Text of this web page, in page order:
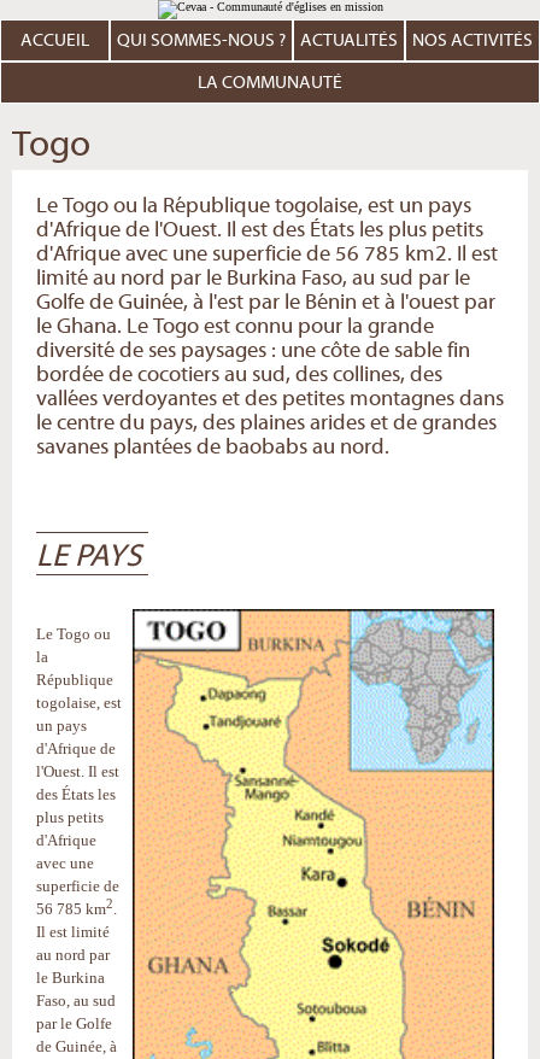
au
contenu.
Aller
personnels
ACCUEIL QUI SOMMES-NOUS ? ACTUALITÉS NOS ACTIVITÉS
LA COMMUNAUTÉ
Togo
Le Togo ou la République togolaise, est un pays
d'Afrique de l'Ouest. Il est des États les plus petits
d'Afrique avec une superficie de 56 785 km2. Il est
limité au nord par le Burkina Faso, au sud par le
Golfe de Guinée, à l'est par le Bénin et à l'ouest par
le Ghana. Le Togo est connu pour la grande
diversité de ses paysages : une côte de sable fin
bordée de cocotiers au sud, des collines, des
vallées verdoyantes et des petites montagnes dans
le centre du pays, des plaines arides et de grandes
savanes plantées de baobabs au nord.
LE PAYS
Le Togo ou
la
République
togolaise, est
un pays
d'Afrique de
l'Ouest. Il est
des États les
plus petits
d'Afrique
avec une
superficie de
56 785 km2.
Il est limité
au nord par
le Burkina
Faso, au sud
par le Golfe
de Guinée, à